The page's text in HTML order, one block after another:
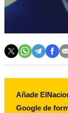
Añade
Google de